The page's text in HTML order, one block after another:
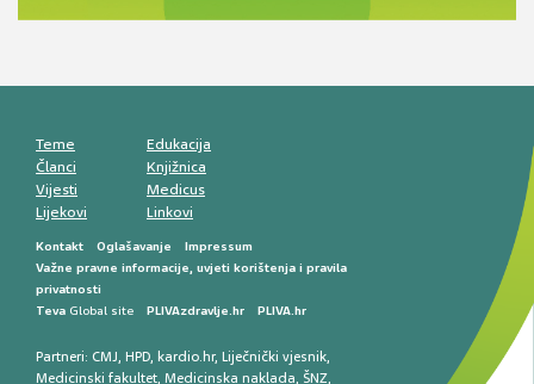
smetnji do rane onkološke dijagnostike
Teme
Članci
Vijesti
Lijekovi
Edukacija
Knjižnica
Medicus
Linkovi
Kontakt Oglašavanje
Impressum
Važne pravne informacije, uvjeti korištenja i pravila
privatnosti
Teva Global site PLIVAzdravlje.hr PLIVA.hr
Partneri: CMJ, HPD, kardio.hr, Liječnički vjesnik,
Medicinski fakultet, Medicinska naklada, ŠNZ,